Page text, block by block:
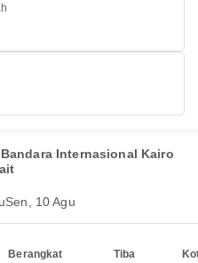
Internasional Kairo
Sen, 10 Agu
Berangkat Tiba